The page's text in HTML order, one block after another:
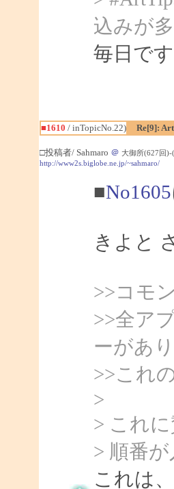
込みが
毎日で
■1610 / inTopicNo.22) Re[9]:
□投稿者/ Sahmaro ＠ 大御所(627回)-
http://www2s.biglobe.ne.jp/~sahmaro/
■No1605
きよと
>>コモ
>>全ア
ーがあ
>>これ
>
> これ
> 順番
これは